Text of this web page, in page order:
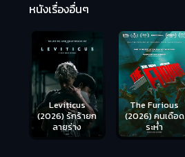
หนังเรื่องอื่นๆ
Leviticus
(2026) รักร้ายก
ลายร่าง
The Furious
(2026) คนเดือด
ระห่ำ